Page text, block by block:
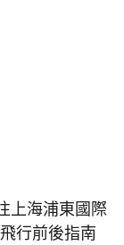
上海浦東國際
行前後指南